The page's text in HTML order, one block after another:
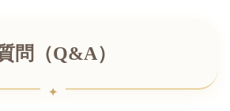
問（Q&A）